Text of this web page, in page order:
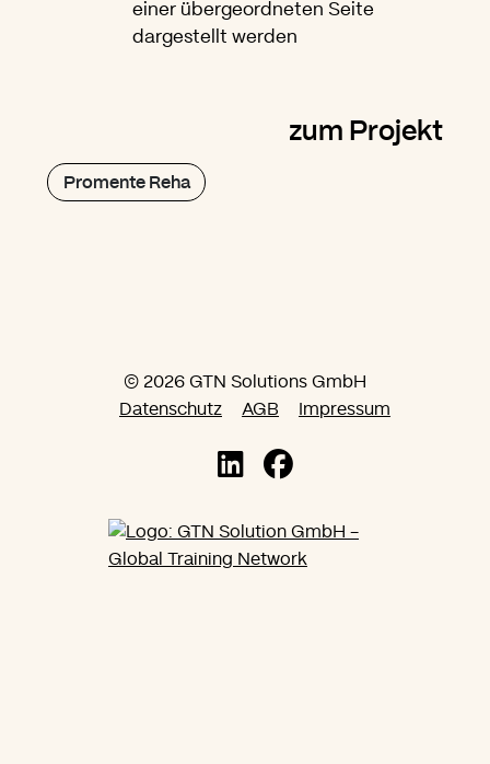
einer übergeordneten Seite
dargestellt werden
zum Projekt
Promente Reha
© 2026 GTN Solutions GmbH
Datenschutz
AGB Impressum